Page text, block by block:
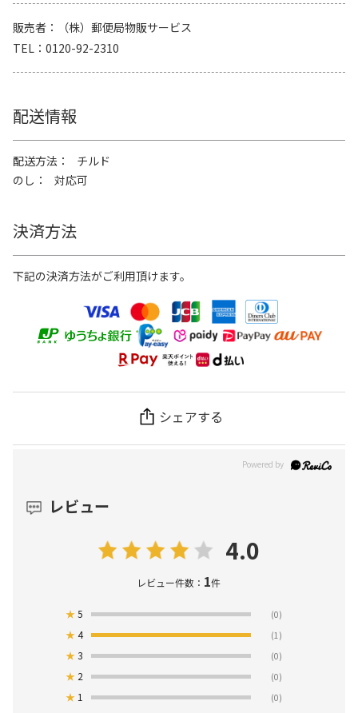
販売者
（株）郵便局物販サービス
TEL
0120-92-2310
配送情報
配送方法
チルド
のし
対応可
決済方法
下記の決済方法がご利用頂けます。
シェアする
レビュー
4.0
レビュー件数： 1件
★5 (0)
★4 (1)
★3 (0)
★ 2 (0)
★ 1 (0)